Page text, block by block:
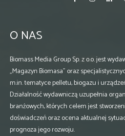
O NAS
Biomass Media Group Sp. z o.o. jest
„Magazyn Biomasa” oraz
m.in. tematyce pelletu, biogazu i
Działalność wydawniczą uzupełnia
branżowych, których celem jest
doświadczeń oraz ocena aktualnej
prognoza jego rozwoju.